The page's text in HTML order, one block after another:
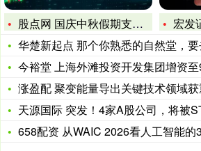
股点网 国庆中秋假期支付数据出炉！
宏发证
华楚新起点 那个你熟悉的自然堂，
今裕堂 上海外滩投资开发集团增资
涨盈配 聚变能量导出关键技术领域
天源国际 突发！4家A股公司，将被
658配资 从WAIC 2026看人工智能的